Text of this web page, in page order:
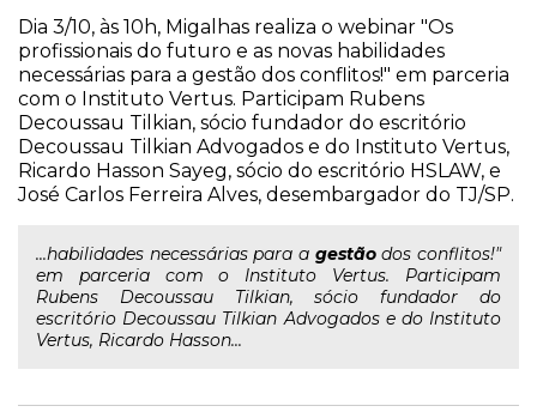
Dia 3/10, às 10h, Migalhas realiza o webinar "Os
profissionais do futuro e as novas habilidades
necessárias para a gestão dos conflitos!" em parceria
com o Instituto Vertus. Participam Rubens
Decoussau Tilkian, sócio fundador do escritório
Decoussau Tilkian Advogados e do Instituto Vertus,
Ricardo Hasson Sayeg, sócio do escritório HSLAW, e
José Carlos Ferreira Alves, desembargador do TJ/SP.
...habilidades necessárias para a gestãodos conflitos!"
em parceria com o Instituto Vertus. Participam
Rubens Decoussau Tilkian, sócio fundador do
escritório Decoussau Tilkian Advogados e do Instituto
Vertus, Ricardo Hasson...